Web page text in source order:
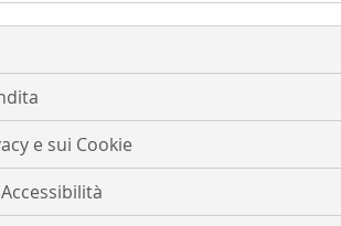
e sui Cookie